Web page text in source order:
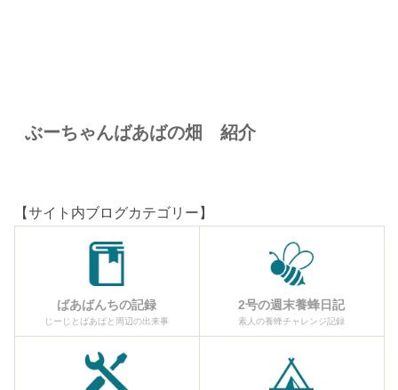
ぶーちゃんばあばの畑 紹介
【サイト内ブログカテゴリー】
ばあばんちの記録
じーじとばあばと周辺の出来事
2号の週末養蜂日記
素人の養蜂チャレンジ記録